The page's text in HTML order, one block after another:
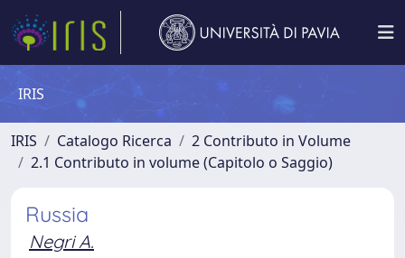
IRIS
IRIS Catalogo Ricerca
2 Contributo in Volume
2.1 Contributo in volume (Capitolo o Saggio)
Russia
Negri A.